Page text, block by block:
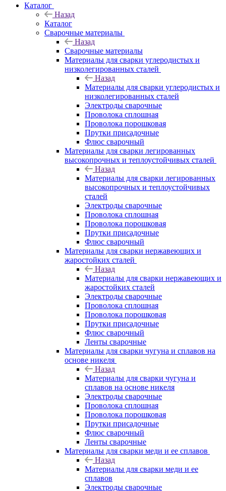
Каталог
Назад
Каталог
Сварочные материалы
Назад
Сварочные материалы
Материалы для сварки углеродистых и
низколегированных сталей
Назад
Материалы для сварки углеродистых и
низколегированных сталей
Электроды сварочные
Проволока сплошная
Проволока порошковая
Прутки присадочные
Флюс сварочный
Материалы для сварки легированных
высокопрочных и теплоустойчивых сталей
Назад
Материалы для сварки легированных
высокопрочных и теплоустойчивых
сталей
Электроды сварочные
Проволока сплошная
Проволока порошковая
Прутки присадочные
Флюс сварочный
Материалы для сварки нержавеющих и
жаростойких сталей
Назад
Материалы для сварки нержавеющих и
жаростойких сталей
Электроды сварочные
Проволока сплошная
Проволока порошковая
Прутки присадочные
Флюс сварочный
Ленты сварочные
Материалы для сварки чугуна и сплавов на
основе никеля
Назад
Материалы для сварки чугуна и
сплавов на основе никеля
Электроды сварочные
Проволока сплошная
Проволока порошковая
Прутки присадочные
Флюс сварочный
Ленты сварочные
Материалы для сварки меди и ее сплавов
Назад
Материалы для сварки меди и ее
сплавов
Электроды сварочные